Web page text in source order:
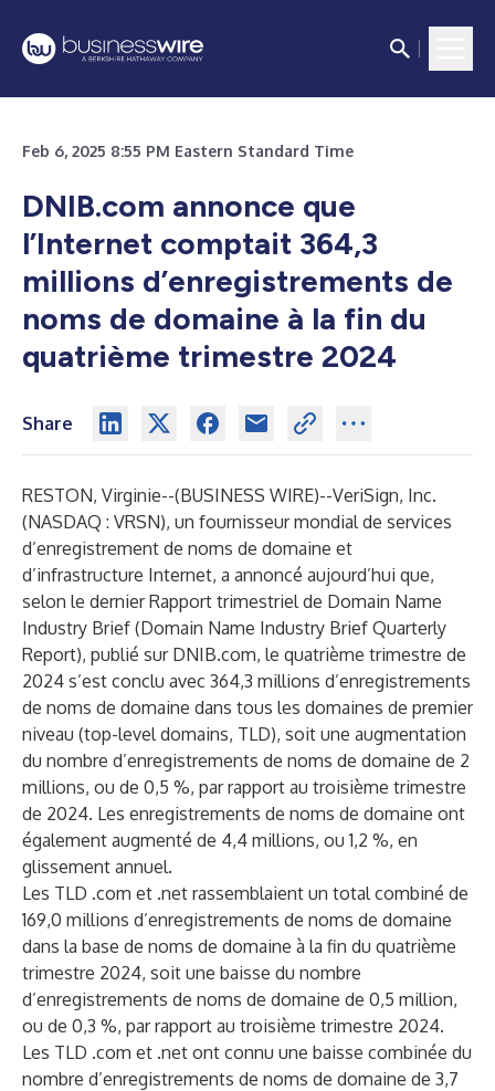
Feb 6, 2025 8:55 PM Eastern Standard Time
DNIB.com annonce que
l’Internet comptait 364,3
millions d’enregistrements de
noms de domaine à la fin du
quatrième trimestre 2024
Share
RESTON, Virginie--(BUSINESS WIRE)--VeriSign, Inc.
(NASDAQ : VRSN), un fournisseur mondial de services
d’enregistrement de noms de domaine et
d’infrastructure Internet, a annoncé aujourd’hui que,
selon le dernier Rapport trimestriel de Domain Name
Industry Brief (Domain Name Industry Brief Quarterly
Report), publié sur DNIB.com, le quatrième trimestre de
2024 s’est conclu avec 364,3 millions d’enregistrements
de noms de domaine dans tous les domaines de premier
niveau (top-level domains, TLD), soit une augmentation
du nombre d’enregistrements de noms de domaine de 2
millions, ou de 0,5 %, par rapport au troisième trimestre
de 2024. Les enregistrements de noms de domaine ont
également augmenté de 4,4 millions, ou 1,2 %, en
glissement annuel.
Les TLD .com et .net rassemblaient un total combiné de
169,0 millions d’enregistrements de noms de domaine
dans la base de noms de domaine à la fin du quatrième
trimestre 2024, soit une baisse du nombre
d’enregistrements de noms de domaine de 0,5 million,
ou de 0,3 %, par rapport au troisième trimestre 2024.
Les TLD .com et .net ont connu une baisse combinée du
nombre d’enregistrements de noms de domaine de 3,7